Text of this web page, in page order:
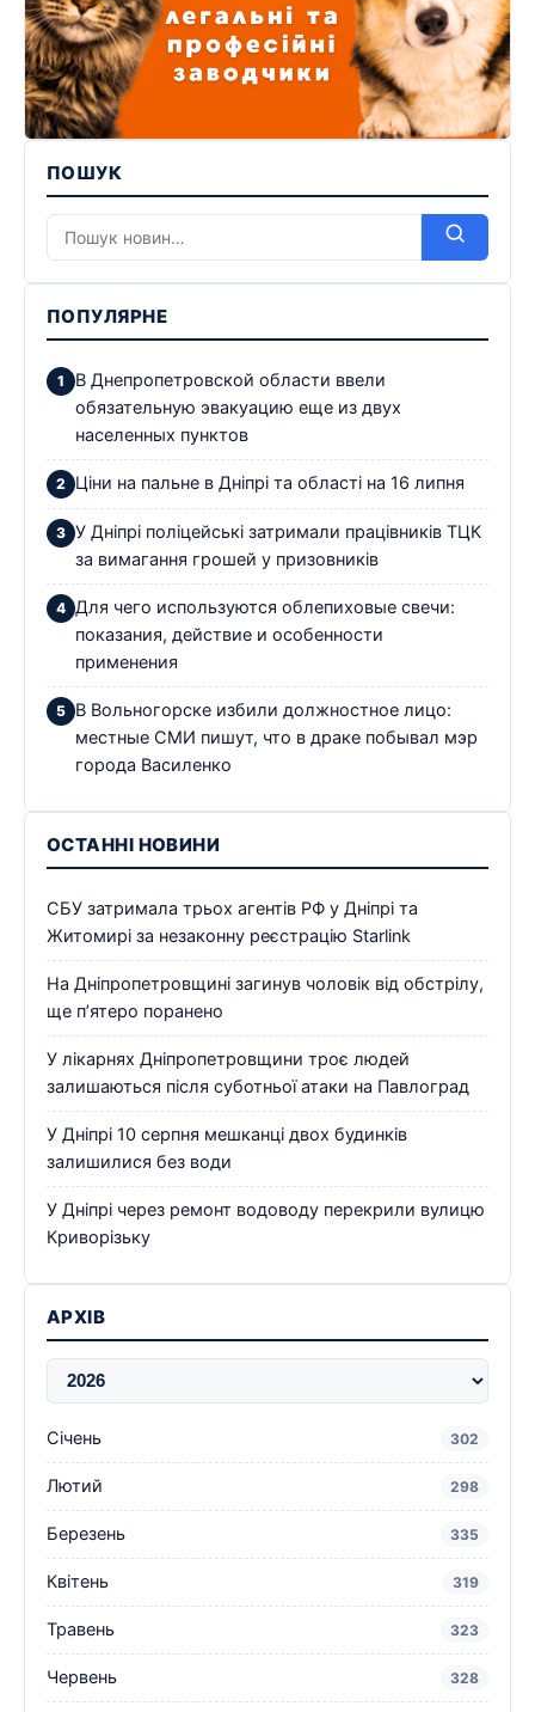
ПОШУК
ПОПУЛЯРНЕ
В Днепропетровской области ввели
обязательную эвакуацию еще из двух
населенных пунктов
Ціни на пальне в Дніпрі та області на 16 липня
У Дніпрі поліцейські затримали працівників ТЦК
за вимагання грошей у призовників
Для чего используются облепиховые свечи:
показания, действие и особенности
применения
В Вольногорске избили должностное лицо:
местные СМИ пишут, что в драке побывал мэр
города Василенко
ОСТАННІ НОВИНИ
СБУ затримала трьох агентів РФ у Дніпрі та
Житомирі за незаконну реєстрацію Starlink
На Дніпропетровщині загинув чоловік від обстрілу,
ще п’ятеро поранено
У лікарнях Дніпропетровщини троє людей
залишаються після суботньої атаки на Павлоград
У Дніпрі 10 серпня мешканці двох будинків
залишилися без води
У Дніпрі через ремонт водоводу перекрили вулицю
Криворізьку
АРХІВ
Січень 302
Лютий 298
Березень 335
Квітень 319
Травень 323
Червень 328